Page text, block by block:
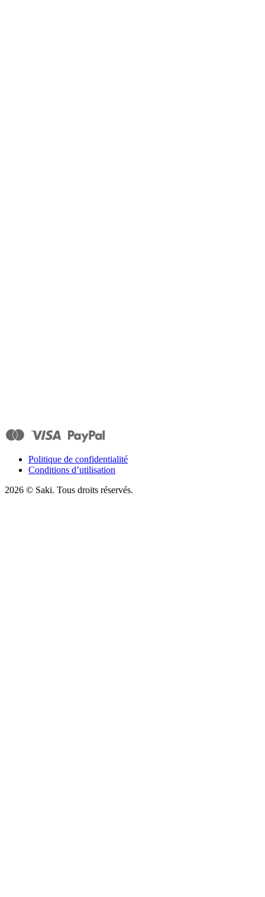
Politique de confidentialité
Conditions d’utilisation
2026 © Saki. Tous droits réservés.